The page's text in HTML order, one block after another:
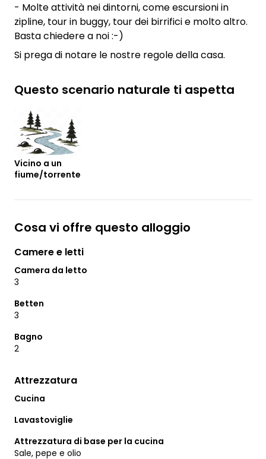
- Molte attività nei dintorni, come escursioni in
zipline, tour in buggy, tour dei birrifici e molto altro.
Basta chiedere a noi :-)
Si prega di notare le nostre regole della casa.
Questo scenario naturale ti aspetta
Vicino a un
fiume/torrente
Cosa vi offre questo alloggio
Camere e letti
Camera da letto
3
Betten
3
Bagno
2
Attrezzatura
Cucina
Lavastoviglie
Attrezzatura di base per la cucina
Sale, pepe e olio